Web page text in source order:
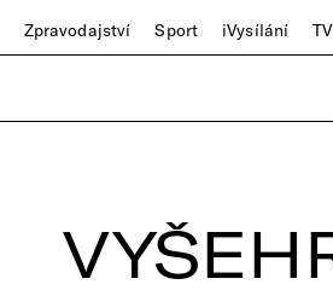
Zpravodajství Sport iVysílání